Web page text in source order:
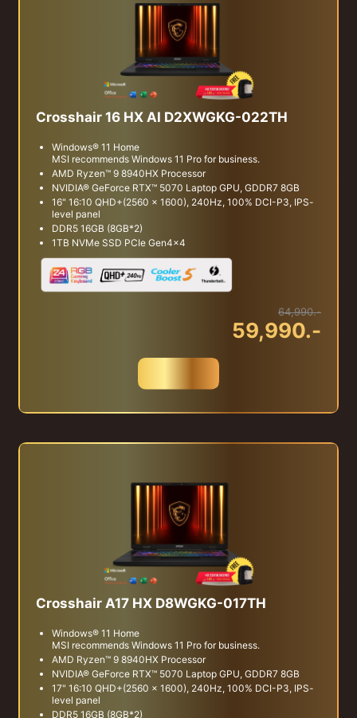
Crosshair 16 HX AI D2XWGKG-022TH
Windows® 11 Home
MSI recommends Windows 11 Pro for business.
AMD Ryzen™ 9 8940HX Processor
NVIDIA® GeForce RTX™ 5070 Laptop GPU, GDDR7 8GB
16" 16:10 QHD+(2560 x 1600), 240Hz, 100% DCI-P3, IPS-
level panel
DDR5 16GB (8GB*2)
1TB NVMe SSD PCIe Gen4x4
64,990.-
59,990.-
Crosshair A17 HX D8WGKG-017TH
Windows® 11 Home
MSI recommends Windows 11 Pro for business.
AMD Ryzen™ 9 8940HX Processor
NVIDIA® GeForce RTX™ 5070 Laptop GPU, GDDR7 8GB
17" 16:10 QHD+(2560 x 1600), 240Hz, 100% DCI-P3, IPS-
level panel
DDR5 16GB (8GB*2)